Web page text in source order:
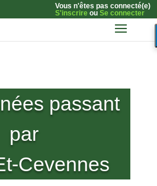
Vous n'êtes pas connecté(e)
S'inscrireou Se connecter
passant
par
Cevennes